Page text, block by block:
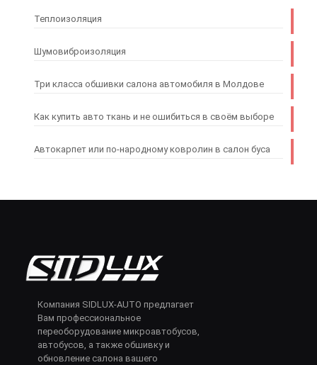
Теплоизоляция
Шумовиброизоляция
Три класса обшивки салона автомобиля в Молдове
Как купить авто ткань и не ошибиться в своём выборе
Автокарпет или по-народному ковролин в салон буса
Компания SIDLUX-AUTO предлагает
Вам профессиональное
переоборудование микроавтобусов,
автобусов, а также обшивку и
обновление салона вашего